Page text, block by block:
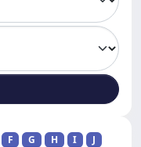
F G H I
J